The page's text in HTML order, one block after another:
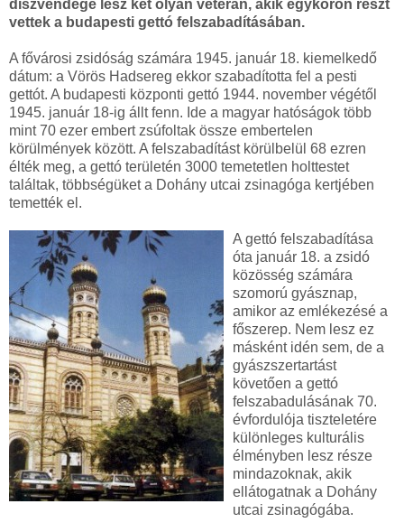
díszvendége lesz két olyan veterán, akik egykoron részt
vettek a budapesti gettó felszabadításában.
A fővárosi zsidóság számára 1945. január 18. kiemelkedő
dátum: a Vörös Hadsereg ekkor szabadította fel a pesti
gettót. A budapesti központi gettó 1944. november végétől
1945. január 18-ig állt fenn. Ide a magyar hatóságok több
mint 70 ezer embert zsúfoltak össze embertelen
körülmények között. A felszabadítást körülbelül 68 ezren
élték meg, a gettó területén 3000 temetetlen holttestet
találtak, többségüket a Dohány utcai zsinagóga kertjében
temették el.
A gettó felszabadítása
óta január 18. a zsidó
közösség számára
szomorú gyásznap,
amikor az emlékezésé a
főszerep. Nem lesz ez
másként idén sem, de a
gyászszertartást
követően a gettó
felszabadulásának 70.
évfordulója tiszteletére
különleges kulturális
élményben lesz része
mindazoknak, akik
ellátogatnak a Dohány
utcai zsinagógába.